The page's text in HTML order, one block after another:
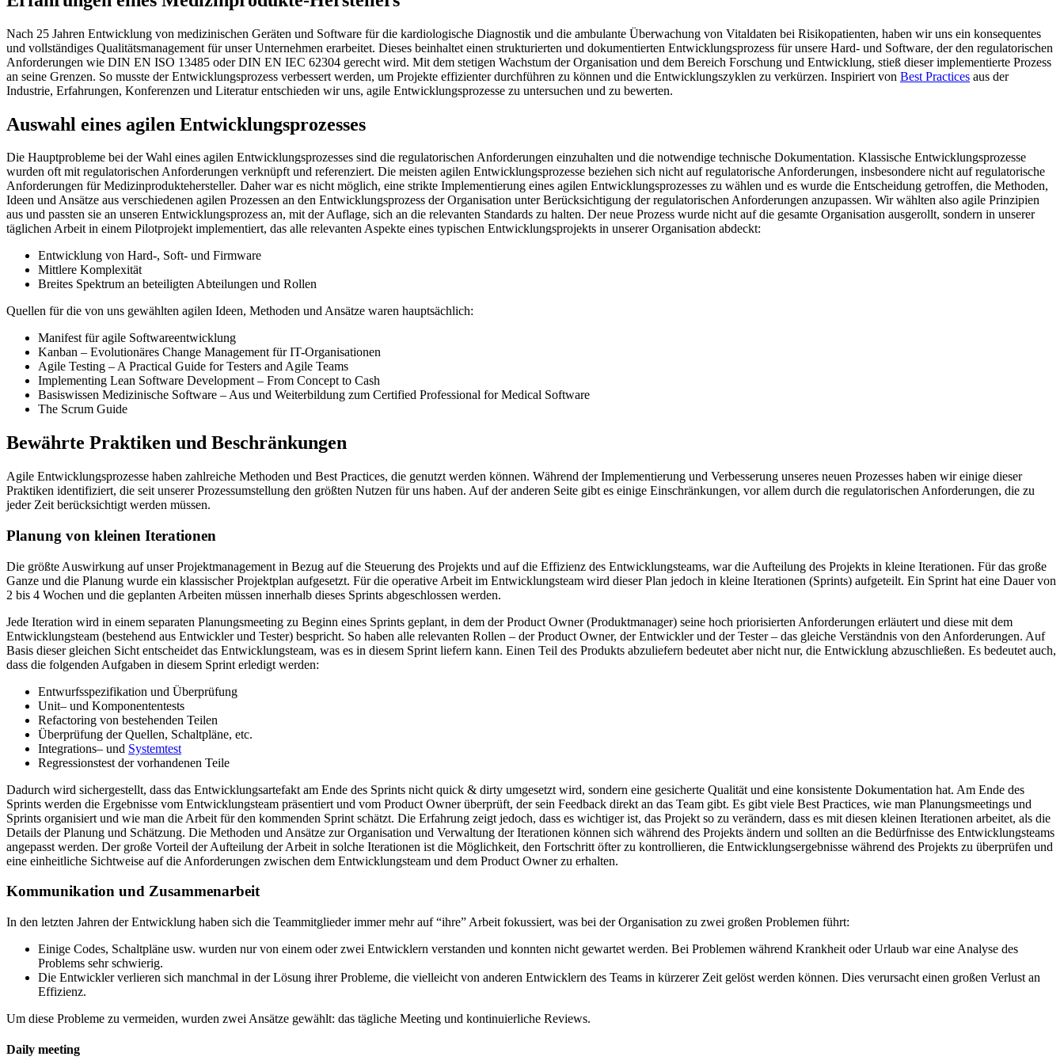
Nach 25 Jahren Entwicklung von medizinischen Geräten und Software für die kardiologische Diagnostik und die ambulante Überwachung von Vitaldaten bei Risikopatienten, haben wir uns ein konsequentes
und vollständiges Qualitätsmanagement für unser Unternehmen erarbeitet. Dieses beinhaltet einen strukturierten und dokumentierten Entwicklungsprozess für unsere Hard- und Software, der den regulatorischen
Anforderungen wie DIN EN ISO 13485 oder DIN EN IEC 62304 gerecht wird. Mit dem stetigen Wachstum der Organisation und dem Bereich Forschung und Entwicklung, stieß dieser implementierte Prozess
an seine Grenzen. So musste der Entwicklungsprozess verbessert werden, um Projekte effizienter durchführen zu können und die Entwicklungszyklen zu verkürzen. Inspiriert von Best Practices aus der
Industrie, Erfahrungen, Konferenzen und Literatur entschieden wir uns, agile Entwicklungsprozesse zu untersuchen und zu bewerten.
Auswahl eines agilen Entwicklungsprozesses
Die Hauptprobleme bei der Wahl eines agilen Entwicklungsprozesses sind die regulatorischen Anforderungen einzuhalten und die notwendige technische Dokumentation. Klassische Entwicklungsprozesse
wurden oft mit regulatorischen Anforderungen verknüpft und referenziert. Die meisten agilen Entwicklungsprozesse beziehen sich nicht auf regulatorische Anforderungen, insbesondere nicht auf regulatorische
Anforderungen für Medizinproduktehersteller. Daher war es nicht möglich, eine strikte Implementierung eines agilen Entwicklungsprozesses zu wählen und es wurde die Entscheidung getroffen, die Methoden,
Ideen und Ansätze aus verschiedenen agilen Prozessen an den Entwicklungsprozess der Organisation unter Berücksichtigung der regulatorischen Anforderungen anzupassen. Wir wählten also agile Prinzipien
aus und passten sie an unseren Entwicklungsprozess an, mit der Auflage, sich an die relevanten Standards zu halten. Der neue Prozess wurde nicht auf die gesamte Organisation ausgerollt, sondern in unserer
täglichen Arbeit in einem Pilotprojekt implementiert, das alle relevanten Aspekte eines typischen Entwicklungsprojekts in unserer Organisation abdeckt:
Entwicklung von Hard-, Soft- und Firmware
Mittlere Komplexität
Breites Spektrum an beteiligten Abteilungen und Rollen
Quellen für die von uns gewählten agilen Ideen, Methoden und Ansätze waren hauptsächlich:
Manifest für agile Softwareentwicklung
Kanban – Evolutionäres Change Management für IT-Organisationen
Agile Testing – A Practical Guide for Testers and Agile Teams
Implementing Lean Software Development – From Concept to Cash
Basiswissen Medizinische Software – Aus und Weiterbildung zum Certified Professional for Medical Software
The Scrum Guide
Bewährte Praktiken und Beschränkungen
Agile Entwicklungsprozesse haben zahlreiche Methoden und Best Practices, die genutzt werden können. Während der Implementierung und Verbesserung unseres neuen Prozesses haben wir einige dieser
Praktiken identifiziert, die seit unserer Prozessumstellung den größten Nutzen für uns haben. Auf der anderen Seite gibt es einige Einschränkungen, vor allem durch die regulatorischen Anforderungen, die zu
jeder Zeit berücksichtigt werden müssen.
Planung von kleinen Iterationen
Die größte Auswirkung auf unser Projektmanagement in Bezug auf die Steuerung des Projekts und auf die Effizienz des Entwicklungsteams, war die Aufteilung des Projekts in kleine Iterationen. Für das große
Ganze und die Planung wurde ein klassischer Projektplan aufgesetzt. Für die operative Arbeit im Entwicklungsteam wird dieser Plan jedoch in kleine Iterationen (Sprints) aufgeteilt. Ein Sprint hat eine Dauer von
2 bis 4 Wochen und die geplanten Arbeiten müssen innerhalb dieses Sprints abgeschlossen werden.
Jede Iteration wird in einem separaten Planungsmeeting zu Beginn eines Sprints geplant, in dem der Product Owner (Produktmanager) seine hoch priorisierten Anforderungen erläutert und diese mit dem
Entwicklungsteam (bestehend aus Entwickler und Tester) bespricht. So haben alle relevanten Rollen – der Product Owner, der Entwickler und der Tester – das gleiche Verständnis von den Anforderungen. Auf
Basis dieser gleichen Sicht entscheidet das Entwicklungsteam, was es in diesem Sprint liefern kann. Einen Teil des Produkts abzuliefern bedeutet aber nicht nur, die Entwicklung abzuschließen. Es bedeutet auch,
dass die folgenden Aufgaben in diesem Sprint erledigt werden:
Entwurfsspezifikation und Überprüfung
Unit– und Komponententests
Refactoring von bestehenden Teilen
Überprüfung der Quellen, Schaltpläne, etc.
Integrations– und Systemtest
Regressionstest der vorhandenen Teile
Dadurch wird sichergestellt, dass das Entwicklungsartefakt am Ende des Sprints nicht quick & dirty umgesetzt wird, sondern eine gesicherte Qualität und eine konsistente Dokumentation hat. Am Ende des
Sprints werden die Ergebnisse vom Entwicklungsteam präsentiert und vom Product Owner überprüft, der sein Feedback direkt an das Team gibt. Es gibt viele Best Practices, wie man Planungsmeetings und
Sprints organisiert und wie man die Arbeit für den kommenden Sprint schätzt. Die Erfahrung zeigt jedoch, dass es wichtiger ist, das Projekt so zu verändern, dass es mit diesen kleinen Iterationen arbeitet, als die
Details der Planung und Schätzung. Die Methoden und Ansätze zur Organisation und Verwaltung der Iterationen können sich während des Projekts ändern und sollten an die Bedürfnisse des Entwicklungsteams
angepasst werden. Der große Vorteil der Aufteilung der Arbeit in solche Iterationen ist die Möglichkeit, den Fortschritt öfter zu kontrollieren, die Entwicklungsergebnisse während des Projekts zu überprüfen und
eine einheitliche Sichtweise auf die Anforderungen zwischen dem Entwicklungsteam und dem Product Owner zu erhalten.
Kommunikation und Zusammenarbeit
In den letzten Jahren der Entwicklung haben sich die Teammitglieder immer mehr auf “ihre” Arbeit fokussiert, was bei der Organisation zu zwei großen Problemen führt:
Einige Codes, Schaltpläne usw. wurden nur von einem oder zwei Entwicklern verstanden und konnten nicht gewartet werden. Bei Problemen während Krankheit oder Urlaub war eine Analyse des
Problems sehr schwierig.
Die Entwickler verlieren sich manchmal in der Lösung ihrer Probleme, die vielleicht von anderen Entwicklern des Teams in kürzerer Zeit gelöst werden können. Dies verursacht einen großen Verlust an
Effizienz.
Um diese Probleme zu vermeiden, wurden zwei Ansätze gewählt: das tägliche Meeting und kontinuierliche Reviews.
Daily meeting